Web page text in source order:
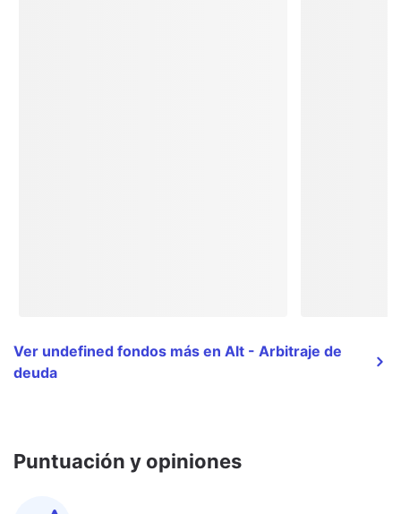
Ver undefined fondos más en Alt - Arbitraje de
deuda
Puntuación y opiniones